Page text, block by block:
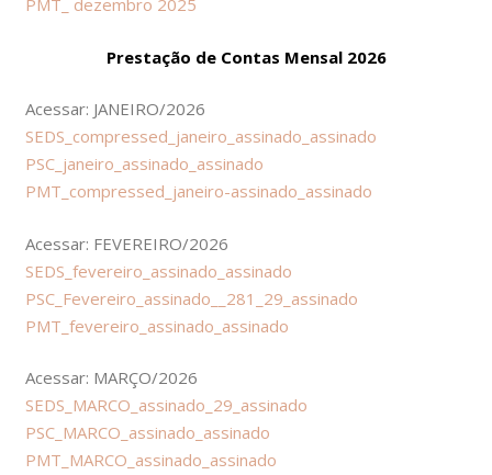
PMT_ dezembro 2025
Prestação de Contas Mensal 2026
Acessar: JANEIRO/2026
SEDS_compressed_janeiro_assinado_assinado
PSC_janeiro_assinado_assinado
PMT_compressed_janeiro-assinado_assinado
Acessar: FEVEREIRO/2026
SEDS_fevereiro_assinado_assinado
PSC_Fevereiro_assinado__281_29_assinado
PMT_fevereiro_assinado_assinado
Acessar: MARÇO/2026
SEDS_MARCO_assinado_29_assinado
PSC_MARCO_assinado_assinado
PMT_MARCO_assinado_assinado